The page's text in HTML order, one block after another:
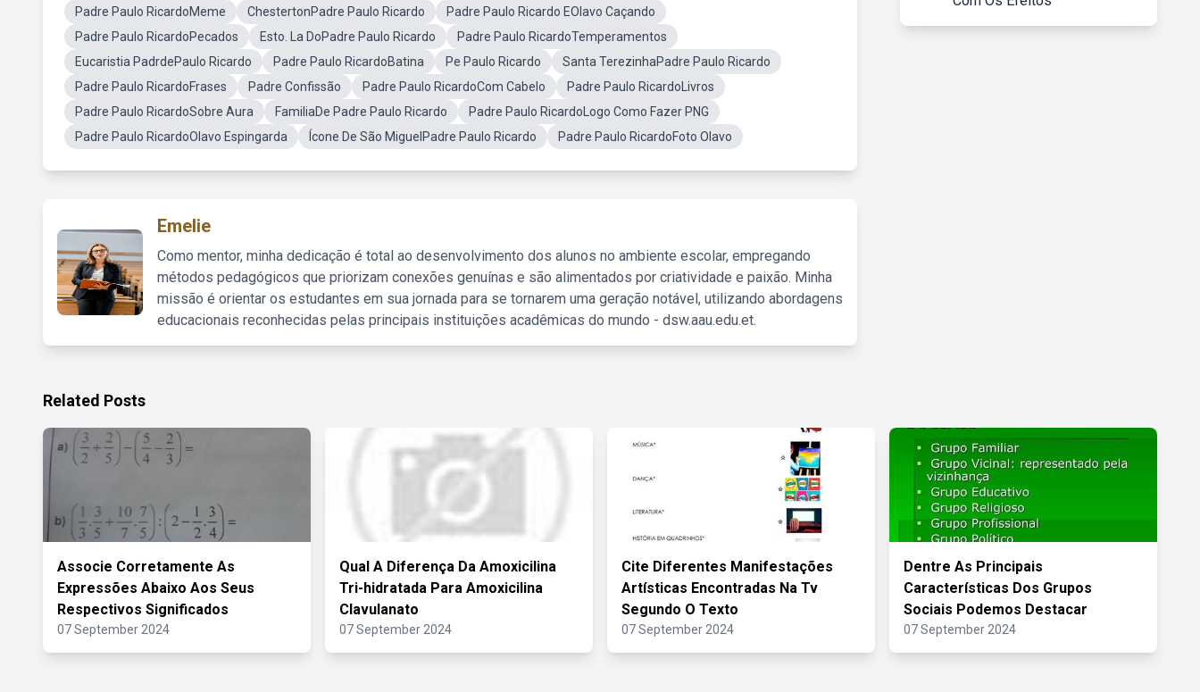
Padre Paulo RicardoMeme
ChestertonPadre Paulo Ricardo
Padre Paulo Ricardo EOlavo Caçando
Padre Paulo RicardoPecados
Esto. La DoPadre Paulo Ricardo
Padre Paulo RicardoTemperamentos
Eucaristia PadrdePaulo Ricardo
Padre Paulo RicardoBatina Pe Paulo Ricardo
Santa TerezinhaPadre Paulo Ricardo
Padre Paulo RicardoFrases
Padre Confissão Padre Paulo RicardoCom Cabelo
Padre Paulo RicardoLivros
Padre Paulo RicardoSobre Aura
FamiliaDe Padre Paulo Ricardo
Padre Paulo RicardoLogo Como Fazer PNG
Padre Paulo RicardoOlavo Espingarda
Ícone De São MiguelPadre Paulo Ricardo Padre Paulo RicardoFoto Olavo
Emelie
Como mentor, minha dedicação é total ao desenvolvimento dos alunos no ambiente escolar, empregando
métodos pedagógicos que priorizam conexões genuínas e são alimentados por criatividade e paixão. Minha
missão é orientar os estudantes em sua jornada para se tornarem uma geração notável, utilizando abordagens
educacionais reconhecidas pelas principais instituições acadêmicas do mundo - dsw.aau.edu.et.
Related Posts
Associe Corretamente As
Expressões Abaixo Aos Seus
Respectivos Significados
07 September 2024
Qual A Diferença Da Amoxicilina
Tri-hidratada Para Amoxicilina
Clavulanato
07 September 2024
Cite Diferentes Manifestações
Artísticas Encontradas Na Tv
Segundo O Texto
07 September 2024
Dentre As Principais
Características Dos Grupos
Sociais Podemos Destacar
07 September 2024